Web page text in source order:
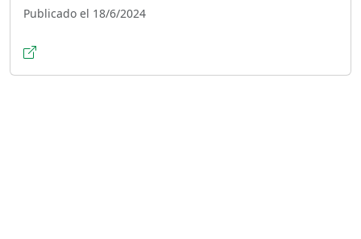
Publicado el 18/6/2024